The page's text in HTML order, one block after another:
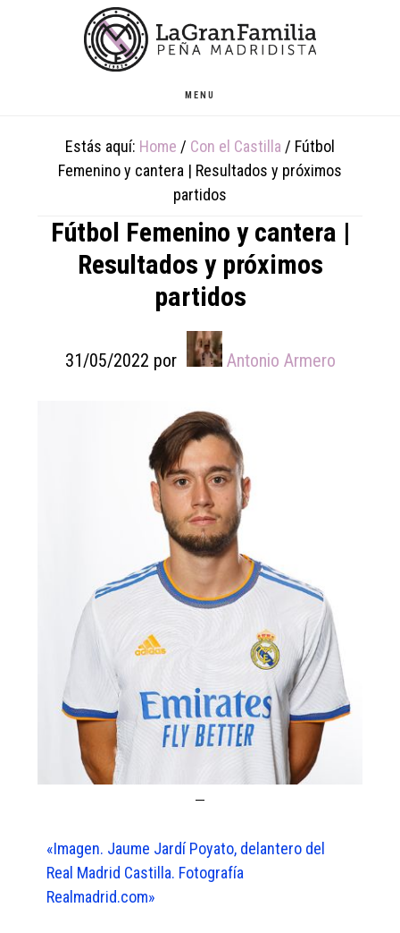
MENU
Estás aquí: Home / Con el Castilla / Fútbol
Femenino y cantera | Resultados y próximos
partidos
Fútbol Femenino y cantera |
Resultados y próximos
partidos
31/05/2022 por Antonio Armero
«Imagen. Jaume Jardí Poyato, delantero del
Real Madrid Castilla. Fotografía
Realmadrid.com»